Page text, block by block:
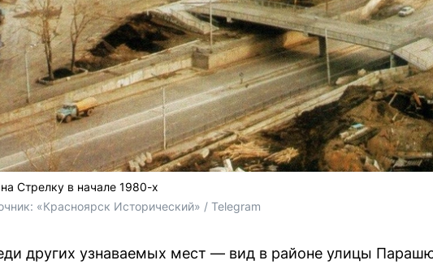
Стрелку в начале 1980-х
«Красноярск Исторический» / Telegram
других узнаваемых мест — вид в районе улицы